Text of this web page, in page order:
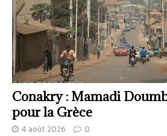
Conakry : Mamadi
pour la Grèce
4 août 2026 0